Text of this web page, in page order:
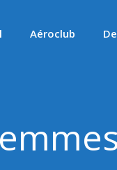
Aéroclub